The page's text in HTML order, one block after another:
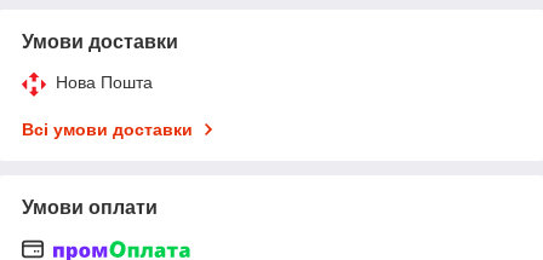
Умови доставки
Нова Пошта
Всі умови доставки
Умови оплати